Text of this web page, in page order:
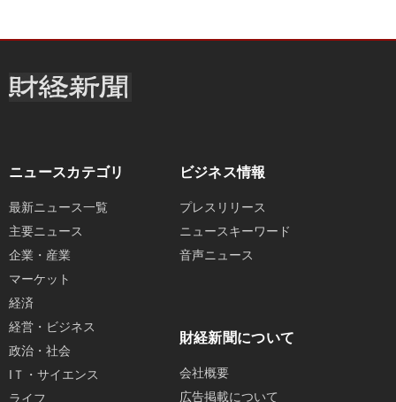
ニュースカテゴリ
最新ニュース一覧
主要ニュース
企業・産業
マーケット
経済
経営・ビジネス
政治・社会
IＴ・サイエンス
ライフ
ビジネス情報
プレスリリース
ニュースキーワード
音声ニュース
財経新聞について
会社概要
広告掲載について